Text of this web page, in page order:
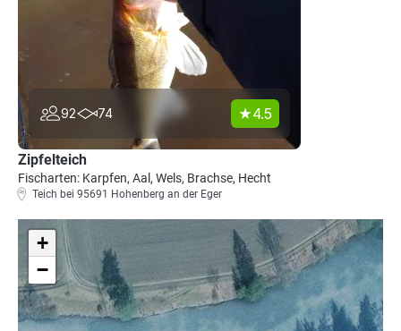
92 74 4.5
Zipfelteich
Fischarten: Karpfen, Aal, Wels, Brachse, Hecht
Teich bei 95691 Hohenberg an der Eger
+
−